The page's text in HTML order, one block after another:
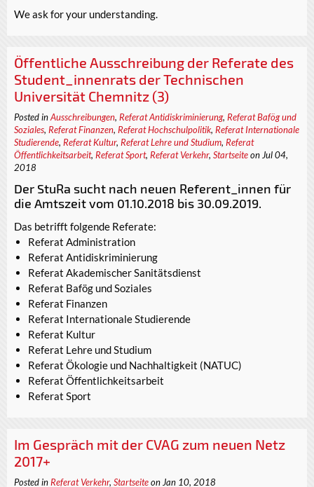
We ask for your understanding.
Öffentliche Ausschreibung der Referate des
Student_innenrats der Technischen
Universität Chemnitz (3)
Posted inAusschreibungen, Referat Antidiskriminierung, Referat Bafög und
Soziales, Referat Finanzen, Referat Hochschulpolitik, Referat Internationale
Studierende, Referat Kultur, Referat Lehre und Studium, Referat
Öffentlichkeitsarbeit, Referat Sport, Referat Verkehr, Startseiteon Jul 04,
2018
Der StuRa sucht nach neuen Referent_innen für
die Amtszeit vom 01.10.2018 bis 30.09.2019.
Das betrifft folgende Referate:
Referat Administration
Referat Antidiskriminierung
Referat Akademischer Sanitätsdienst
Referat Bafög und Soziales
Referat Finanzen
Referat Internationale Studierende
Referat Kultur
Referat Lehre und Studium
Referat Ökologie und Nachhaltigkeit (NATUC)
Referat Öffentlichkeitsarbeit
Referat Sport
Im Gespräch mit der CVAG zum neuen Netz
2017+
Posted inReferat Verkehr, Startseiteon Jan 10, 2018